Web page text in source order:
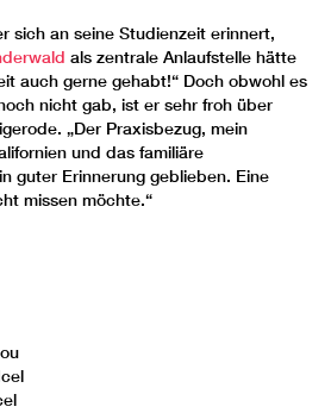
sich an seine Studienzeit erinnert,
als zentrale Anlaufstelle hätte
auch gerne gehabt!“ Doch obwohl es
nicht gab, ist er sehr froh über
„Der Praxisbezug, mein
und das familiäre
guter Erinnerung geblieben. Eine
missen möchte.“